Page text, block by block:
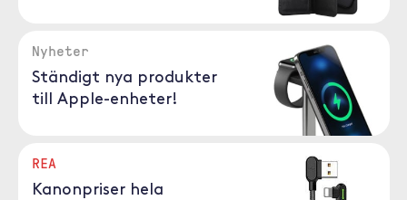
Nyheter
Ständigt nya produkter
till Apple-enheter!
REA
Kanonpriser hela